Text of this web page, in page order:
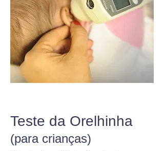
Teste da Orelhinha
(para crianças)